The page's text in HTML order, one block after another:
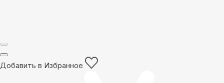
Добавить в Избранное